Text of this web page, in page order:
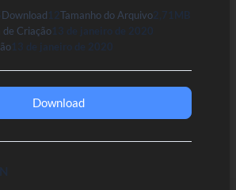
Download12Tamanho do Arquivo2,71MB
de Criação13 de janeiro de 2020
13 de janeiro de 2020
Download